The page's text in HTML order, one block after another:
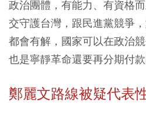
政治團體，有能力、有資格
交守護台灣，跟民進黨競爭
都會有解，國家可以在政治
也是寧靜革命還要再分期付款
鄭麗文路線被疑代表